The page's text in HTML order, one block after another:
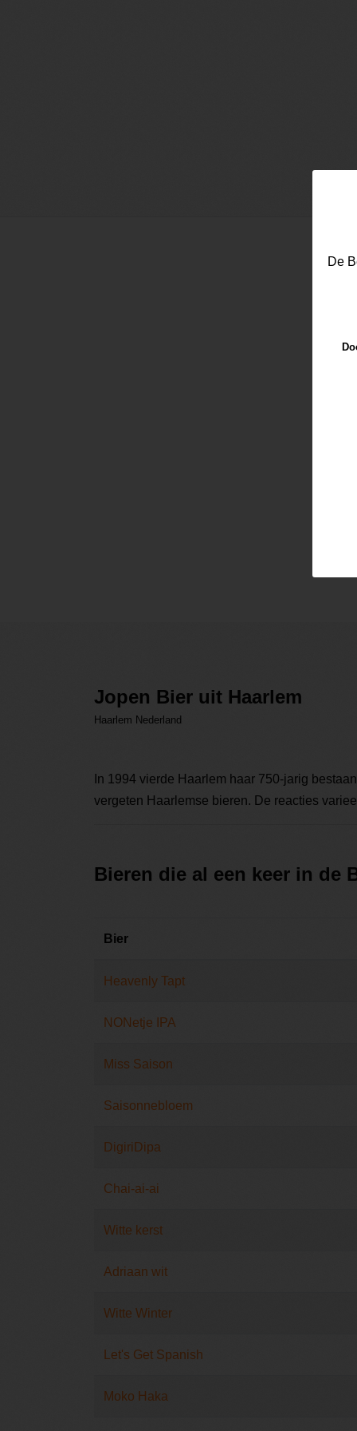
Email
Jopen Bier uit Haarlem
Haarlem Nederland
In 1994 vierde Haarlem haar 750-jarig
vergeten Haarlemse bieren. De reacties
Bieren die al een keer in de
Bier
Heavenly Tapt
NONetje IPA
Miss Saison
Saisonnebloem
DigiriDipa
Chai-ai-ai
Witte kerst
Adriaan wit
Witte Winter
Let's Get Spanish
Moko Haka
De